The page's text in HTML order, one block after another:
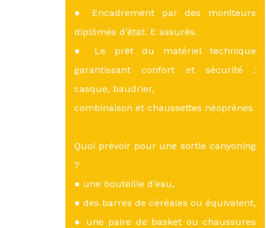
● Encadrement par des moniteurs
diplômés d’état. E assurés.
● Le prêt du matériel technique
garantissant confort et sécurité :
casque, baudrier,
combinaison et chaussettes néoprènes
Quoi prévoir pour une sortie canyoning
?
● une bouteille d’eau,
● des barres de céréales ou équivalent,
● une paire de basket ou chaussures